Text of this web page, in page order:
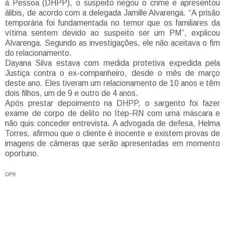
à Pessoa (DHPP), o suspeito negou o crime e apresentou
álibis, de acordo com a delegada Jamille Alvarenga. “A prisão
temporária foi fundamentada no temor que os familiares da
vítima sentem devido ao suspeito ser um PM”, explicou
Alvarenga. Segundo as investigações, ele não aceitava o fim
do relacionamento.
Dayana Silva estava com medida protetiva expedida pela
Justiça contra o ex-companheiro, desde o mês de março
deste ano. Eles tiveram um relacionamento de 10 anos e têm
dois filhos, um de 9 e outro de 4 anos.
Após prestar depoimento na DHPP, o sargento foi fazer
exame de corpo de delito no Itep-RN com uma máscara e
não quis conceder entrevista. A advogada de defesa, Helma
Torres, afirmou que o cliente é inocente e existem provas de
imagens de câmeras que serão apresentadas em momento
oportuno.
OP9